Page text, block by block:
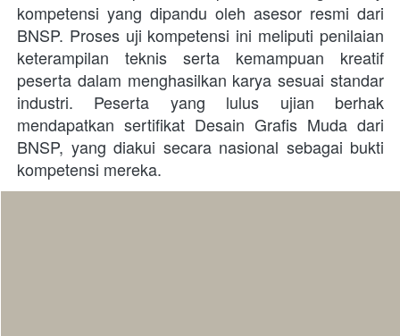
kompetensi yang dipandu oleh asesor resmi dari
BNSP. Proses uji kompetensi ini meliputi penilaian
keterampilan teknis serta kemampuan kreatif
peserta dalam menghasilkan karya sesuai standar
industri. Peserta yang lulus ujian berhak
mendapatkan sertifikat Desain Grafis Muda dari
BNSP, yang diakui secara nasional sebagai bukti
kompetensi mereka.